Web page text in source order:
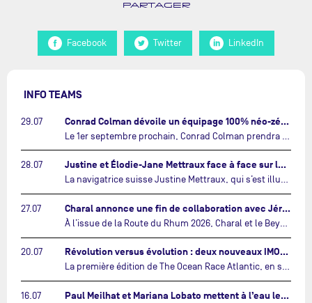
PARTAGER
Facebook Twitter LinkedIn
INFO TEAMS
29.07 Conrad Colman dévoile un équipage 100% néo-zélandais tourné vers l'avenir…
28.07 Justine et Élodie-Jane Mettraux face à face sur la transatlantique The Ocean Race Atlantic…
La navigatrice suisse Justine Mettraux, qui s’est illustrée comme la femme la plus rapide du Vendée Globe et qui fait actuellement construire un nouvel IMOCA pour l'édition 2028, sera cette année au départ de la première édition de The Ocean Race Atlantic.…
27.07 Charal annonce une fin de collaboration avec Jérémie Beyou et le Beyou Racing après la Route du Rhum…
À l’issue de la Route du Rhum 2026, Charal et le Beyou Racing mettront fin à leur collaboration. Il a été décidé de manière concertée, après dix ans d’une collaboration riche et performante, d’ouvrir une nouvelle ère pour le projet du Charal Sailing Team.…
20.07 Révolution versus évolution : deux nouveaux IMOCA très différents se préparent pour The Ocean Race Atlantic…
La première édition de The Ocean Race Atlantic, en septembre prochain, verra s'affronter pour la première fois deux exemples des toutes dernières tendances en matière de conception d’IMOCA.…
16.07 Paul Meilhat et Mariana Lobato mettent à l’eau leur bateau et lancent leur nouvelle campagne « United by the Ocean »…